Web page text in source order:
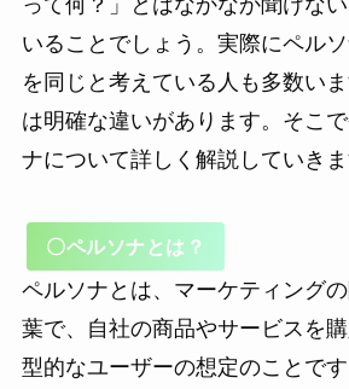
いることでしょう。実際にペル
を同じと考えている人も多数い
は明確な違いがあります。そこ
ナについて詳しく解説していきま
〇ペルソナとは？
ペルソナとは、マーケティング
葉で、自社の商品やサービスを
型的なユーザーの想定のことで